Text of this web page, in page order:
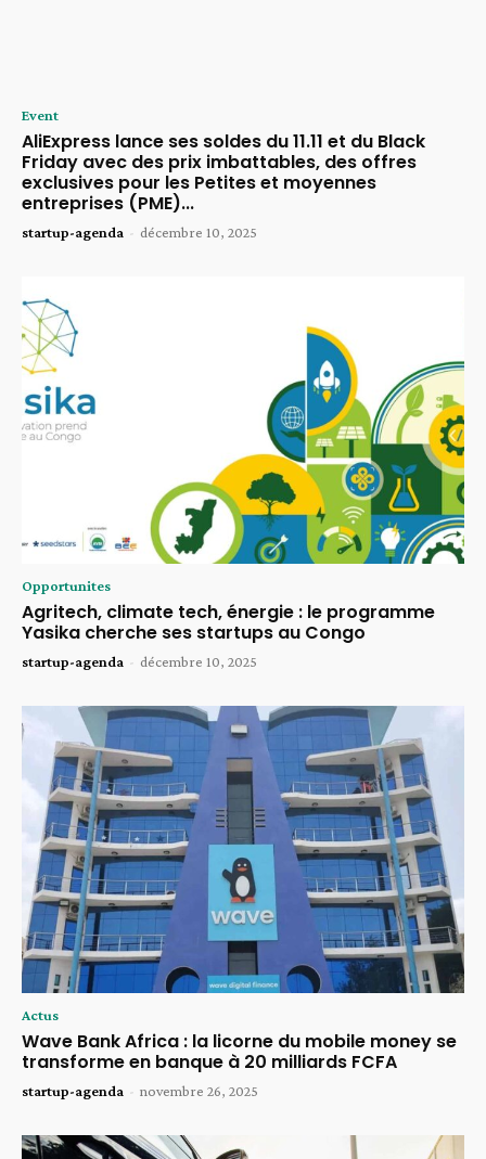
Event
AliExpress lance ses soldes du 11.11 et du Black
Friday avec des prix imbattables, des offres
exclusives pour les Petites et moyennes
entreprises (PME)...
startup-agenda - décembre 10, 2025
Opportunites
Agritech, climate tech, énergie : le programme
Yasika cherche ses startups au Congo
startup-agenda - décembre 10, 2025
Actus
Wave Bank Africa : la licorne du mobile money se
transforme en banque à 20 milliards FCFA
startup-agenda - novembre 26, 2025